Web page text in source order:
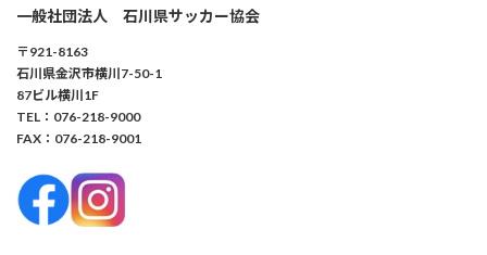
一般社団法人 石川県サッカー協会
〒921-8163
石川県金沢市横川7-50-1
87ビル横川1F
TEL：076-218-9000
FAX：076-218-9001